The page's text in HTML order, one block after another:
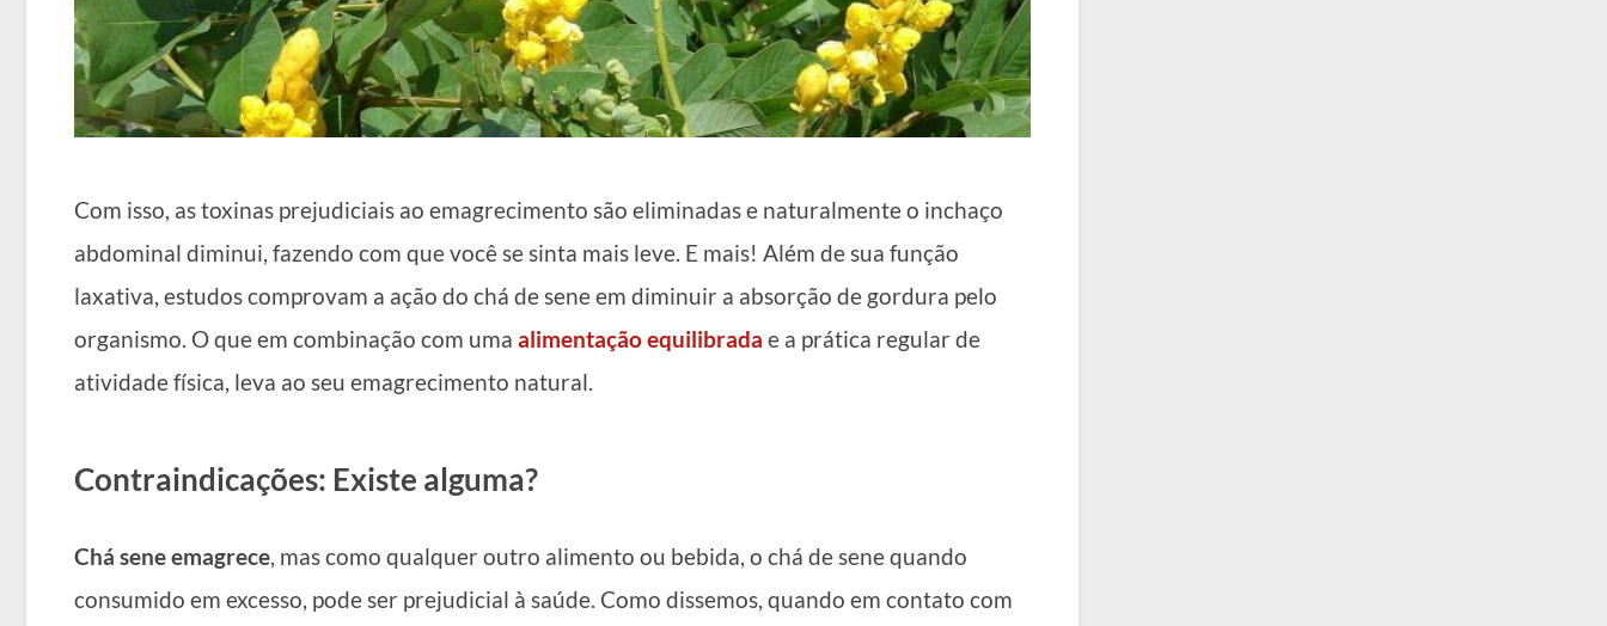
Com isso, as toxinas prejudiciais ao emagrecimento são eliminadas e naturalmente o inchaço
abdominal diminui, fazendo com que você se sinta mais leve. E mais! Além de sua função
laxativa, estudos comprovam a ação do chá de sene em diminuir a absorção de gordura pelo
organismo. O que em combinação com uma alimentação equilibrada e a prática regular de
atividade física, leva ao seu emagrecimento natural.
Contraindicações: Existe alguma?
Chá sene emagrece, mas como qualquer outro alimento ou bebida, o chá de sene quando
consumido em excesso, pode ser prejudicial à saúde. Como dissemos, quando em contato com